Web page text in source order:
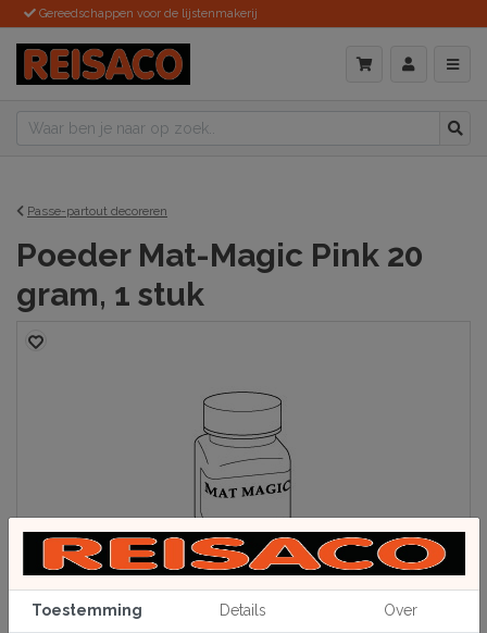
Gereedschappen voor de lijstenmakerij
Passe-partout decoreren
Poeder Mat-Magic Pink 20
gram, 1 stuk
Toestemming Details Over